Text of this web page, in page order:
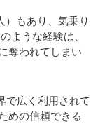
）もあり、気乗り
ような経験は、
奪われてしまい
で広く利用されて
めの信頼できる